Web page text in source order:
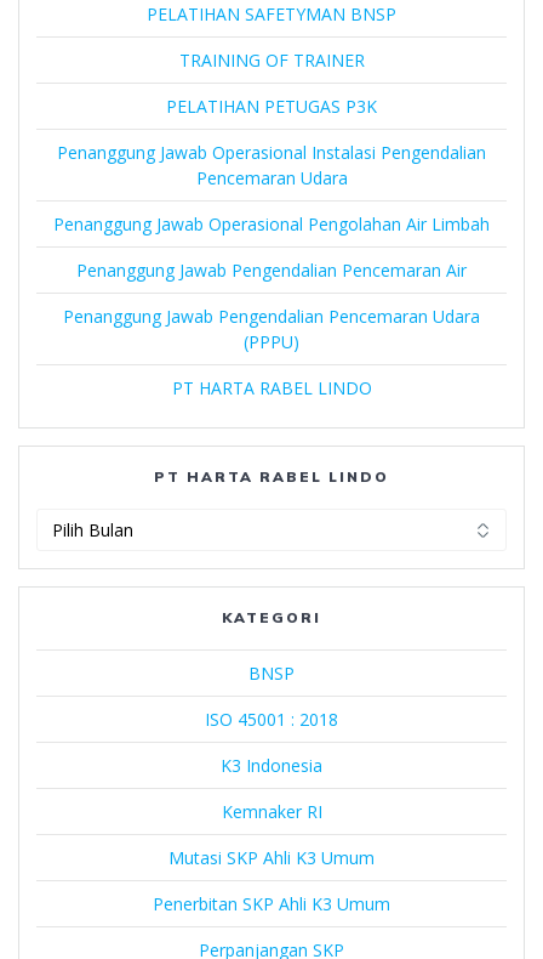
PELATIHAN SAFETYMAN BNSP
TRAINING OF TRAINER
PELATIHAN PETUGAS P3K
Penanggung Jawab Operasional Instalasi Pengendalian
Pencemaran Udara
Penanggung Jawab Operasional Pengolahan Air Limbah
Penanggung Jawab Pengendalian Pencemaran Air
Penanggung Jawab Pengendalian Pencemaran Udara
(PPPU)
PT HARTA RABEL LINDO
PT HARTA RABEL LINDO
Rabel
Lindo
KATEGORI
BNSP
ISO 45001 : 2018
K3 Indonesia
Kemnaker RI
Mutasi SKP Ahli K3 Umum
Penerbitan SKP Ahli K3 Umum
Perpanjangan SKP